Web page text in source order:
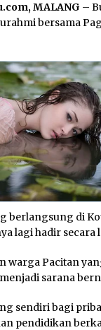
MALANG –
bersama
berlangsung di
lagi hadir secara
warga Pacitan
sarana
sendiri bagi
pendidikan